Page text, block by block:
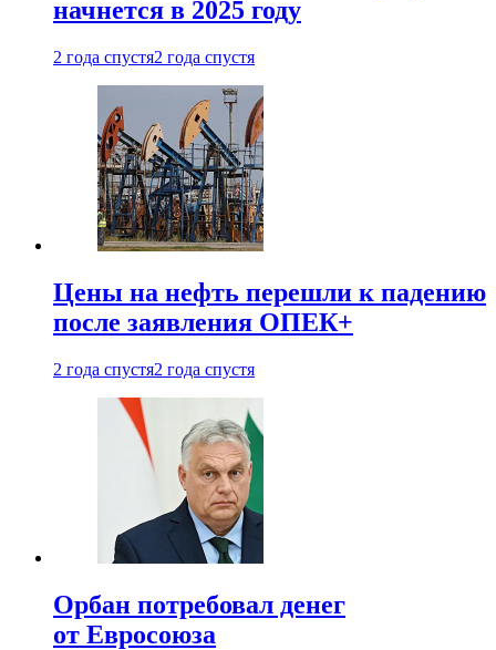
начнется в 2025 году
2 года спустя2 года спустя
Цены на нефть перешли к падению
после заявления ОПЕК+
2 года спустя2 года спустя
Орбан потребовал денег
от Евросоюза